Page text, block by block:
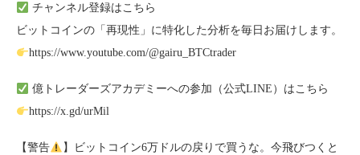
チャンネル登録はこちら
ビットコインの「再現性」に特化した分析を毎日お届けします。
https://www.youtube.com/@gairu_BTCtrader
億トレーダーズアカデミーへの参加（公式LINE）はこちら
https://x.gd/urMil
【警告
】ビットコイン6万ドルの戻りで買うな。今飛びつくと